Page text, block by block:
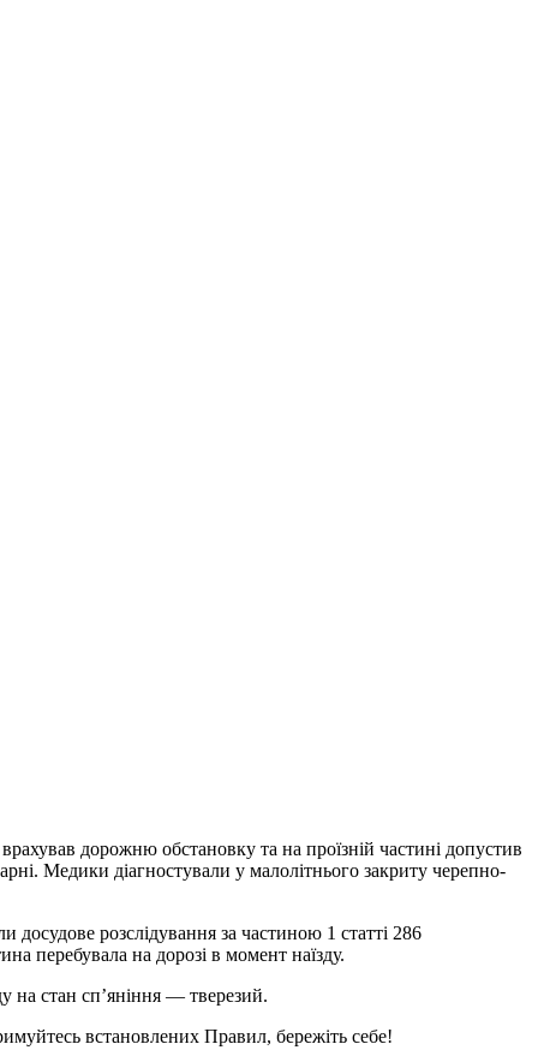
дорожню обстановку та на проїзній частині допустив
Медики діагностували у малолітнього закриту черепно-
розслідування за частиною 1 статті 286
перебувала на дорозі в момент наїзду.
на стан сп’яніння — тверезий.
встановлених Правил, бережіть себе!